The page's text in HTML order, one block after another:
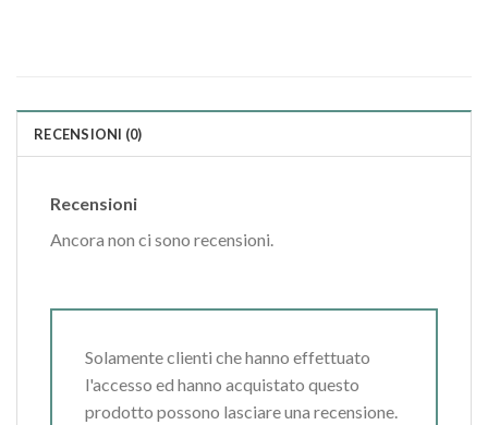
RECENSIONI (0)
Recensioni
Ancora non ci sono recensioni.
Solamente clienti che hanno effettuato
l'accesso ed hanno acquistato questo
prodotto possono lasciare una recensione.